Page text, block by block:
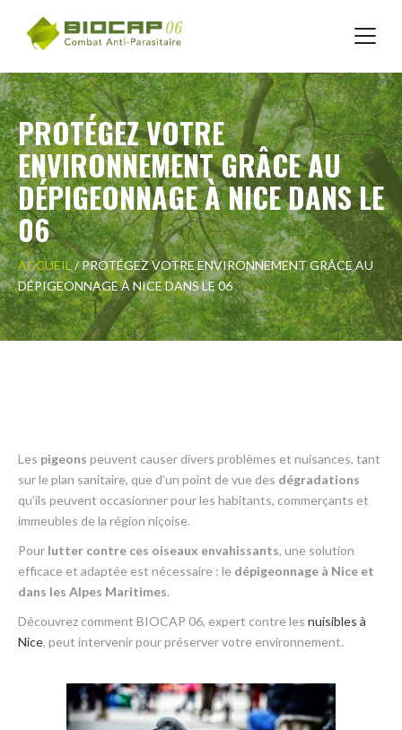
Skip
to
content
PROTÉGEZ VOTRE
ENVIRONNEMENT GRÂCE AU
DÉPIGEONNAGE À NICE DANS LE
06
ACCUEIL/PROTÉGEZ VOTRE ENVIRONNEMENT GRÂCE AU
DÉPIGEONNAGE À NICE DANS LE 06
Les pigeons peuvent causer divers problèmes et nuisances, tant
sur le plan sanitaire, que d’un point de vue des dégradations
qu’ils peuvent occasionner pour les habitants, commerçants et
immeubles de la région niçoise.
Pour lutter contre ces oiseaux envahissants, une solution
efficace et adaptée est nécessaire : le dépigeonnage à Nice et
dans les Alpes Maritimes.
Découvrez comment BIOCAP 06, expert contre les nuisibles à
Nice, peut intervenir pour préserver votre environnement.